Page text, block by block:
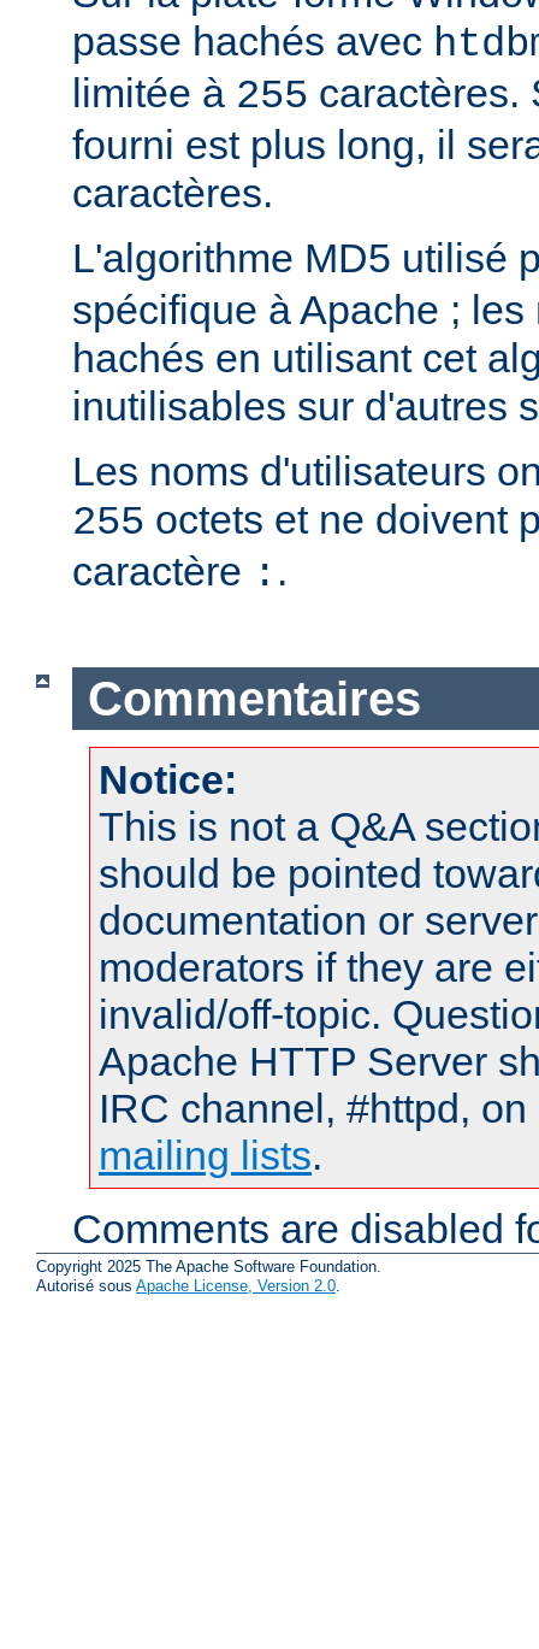
passe hachés avec
limitée à 255 caractères.
fourni est plus long, il
caractères.
L'algorithme MD5 utilisé
spécifique à Apache ;
hachés en utilisant cet
inutilisables sur d'autres
Les noms d'utilisateurs
255 octets et ne doivent
caractère : .
Commentaires
Notice:
This is not a Q&A
should be pointed
documentation or
moderators if they are
invalid/off-topic.
Apache HTTP Server
IRC channel, #httpd,
mailing lists.
Comments are disabled
Copyright 2025 The Apache Software Foundation.
Autorisé sous Apache License, Version 2.0